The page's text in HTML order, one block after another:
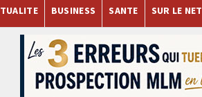
BUSINESS SANTE SUR LE NET